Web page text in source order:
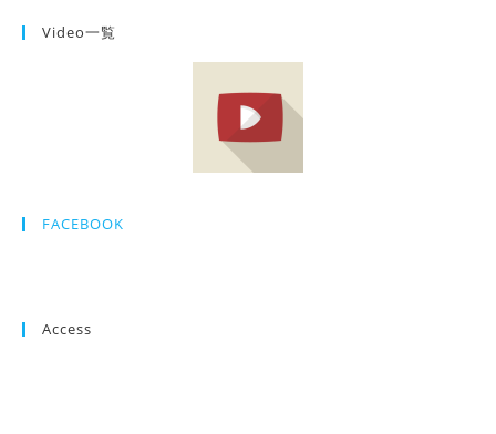
Video一覧
FACEBOOK
Access